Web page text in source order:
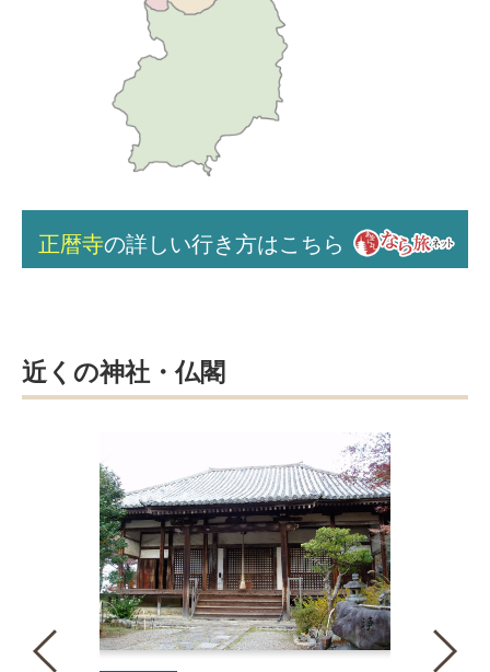
正暦寺の詳しい行き方はこちら
近くの神社・仏閣